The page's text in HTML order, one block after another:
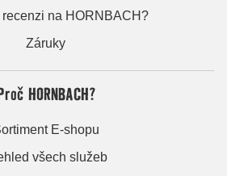
na HORNBACH?
Záruky
HORNBACH?
E-shopu
všech služeb